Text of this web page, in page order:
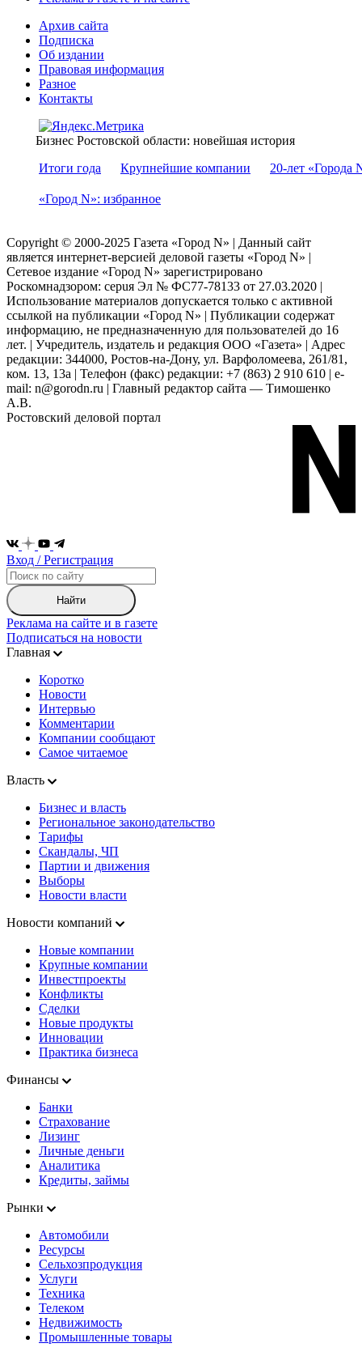
Архив сайта
Подписка
Об издании
Правовая информация
Разное
Контакты
Бизнес Ростовской области: новейшая история
Итоги года
Крупнейшие компании 20-лет «Города
«Город N»: избранное
Copyright © 2000-2025 Газета «Город N» | Данный сайт
является интернет-версией деловой газеты «Город N» |
Сетевое издание «Город N» зарегистрировано
Роскомнадзором: серuя Эл № ФС77-78133 от 27.03.2020 |
Использование материалов допускается только с активной
ссылкой на публикации «Город N» | Публикации содержат
информацию, не предназначенную для пользователей до 16
лет. | Учредитель, издатель и редакция ООО «Газета» | Адрес
редакции: 344000, Ростов-на-Дону, ул. Варфоломеева, 261/81,
ком. 13, 13а | Телефон (факс) редакции: +7 (863) 2 910 610 | e-
mail: n@gorodn.ru | Главный редактор сайта — Тимошенко
А.В.
Ростовский деловой портал
Вход / Регистрация
Найти
Реклама на сайте и в газете
Подписаться на новости
Главная
Коротко
Новости
Интервью
Комментарии
Компании сообщают
Самое читаемое
Власть
Бизнес и власть
Региональное законодательство
Тарифы
Скандалы, ЧП
Партии и движения
Выборы
Новости власти
Новости компаний
Новые компании
Крупные компании
Инвестпроекты
Конфликты
Сделки
Новые продукты
Инновации
Практика бизнеса
Финансы
Банки
Страхование
Лизинг
Личные деньги
Аналитика
Кредиты, займы
Рынки
Автомобили
Ресурсы
Сельхозпродукция
Услуги
Техника
Телеком
Недвижимость
Промышленные товары